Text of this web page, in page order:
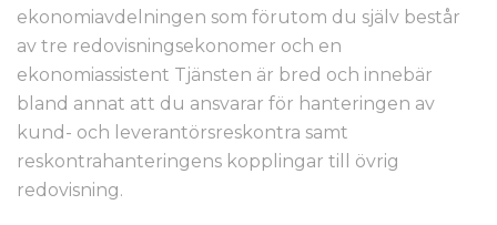
ekonomiavdelningen som förutom du själv består
av tre redovisningsekonomer och en
ekonomiassistent Tjänsten är bred och innebär
bland annat att du ansvarar för hanteringen av
kund- och leverantörsreskontra samt
reskontrahanteringens kopplingar till övrig
redovisning.